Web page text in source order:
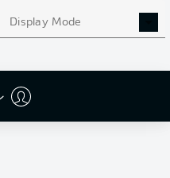
Display Mode